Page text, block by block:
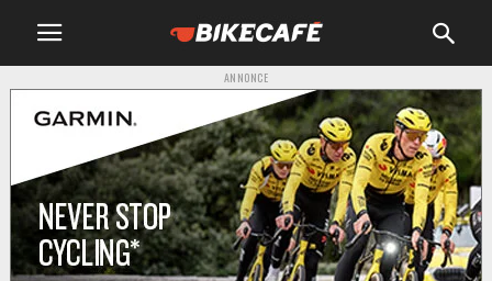
ANNONCE